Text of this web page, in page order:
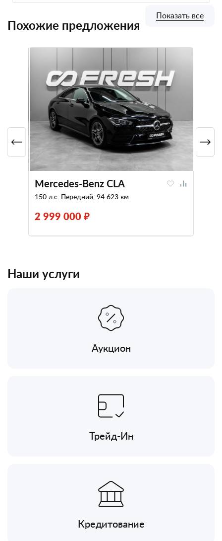
Похожие предложения
Mercedes-Benz CLA
150 л.с. Передний, 94 623 км
2 999 000 ₽
Показать все
Наши услуги
Аукцион
Трейд-Ин
Кредитование